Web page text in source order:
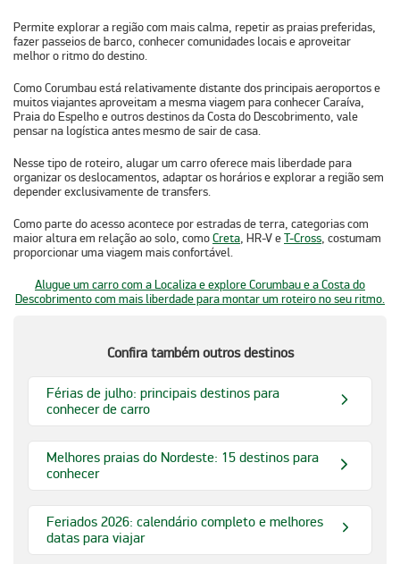
Permite explorar a região com mais calma, repetir as praias preferidas,
fazerpasseios de barco, conhecer comunidades locais e aproveitar
melhor o ritmo do destino.
Como Corumbau está relativamente distante dos principais aeroportos e
muitos viajantes aproveitam a mesma viagem para conhecer Caraíva,
Praia do Espelho e outros destinos daCosta do Descobrimento, vale
pensar na logística antes mesmo de sair de casa.
Nesse tipo de roteiro, alugar um carrooferece mais liberdade para
organizar os deslocamentos, adaptar os horários e explorar a região sem
depender exclusivamente de transfers.
Como parte do acesso acontece por estradas de terra, categorias com
maior altura em relação ao solo, comoCreta, HR-VeT-Cross, costumam
proporcionar uma viagem mais confortável.
Alugue um carro com a Localiza e explore Corumbau e a Costa do
Descobrimento com mais liberdade para montar um roteiro no seu ritmo.
Confira também outros destinos
Férias de julho: principais destinos para
conhecer de carro
Melhores praias do Nordeste: 15 destinos para
conhecer
Feriados 2026: calendário completo e melhores
datas para viajar